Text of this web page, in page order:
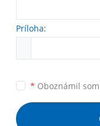
Príloha:
* Oboznámil